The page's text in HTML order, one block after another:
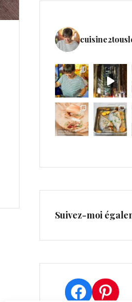
Suivez-moi